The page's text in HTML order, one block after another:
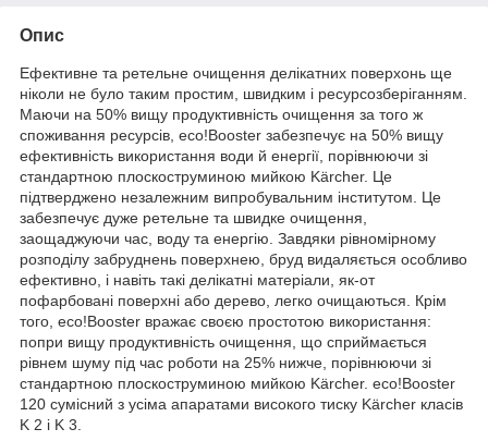
Опис
Ефективне та ретельне очищення делікатних поверхонь ще
ніколи не було таким простим, швидким і ресурсозберіганням.
Маючи на 50% вищу продуктивність очищення за того ж
споживання ресурсів, eco!Booster забезпечує на 50% вищу
ефективність використання води й енергії, порівнюючи зі
стандартною плоскоструминою мийкою Kärcher. Це
підтверджено незалежним випробувальним інститутом.
Це
забезпечує дуже ретельне та швидке очищення,
заощаджуючи час, воду та енергію. Завдяки рівномірному
розподілу забруднень поверхнею, бруд видаляється особливо
ефективно, і навіть такі делікатні матеріали, як-от
пофарбовані поверхні або дерево, легко очищаються.
Крім
того, eco!Booster вражає своєю простотою використання:
попри вищу продуктивність очищення, що сприймається
рівнем шуму під час роботи на 25% нижче, порівнюючи зі
стандартною плоскоструминою мийкою Kärcher. eco!Booster
120 сумісний з усіма апаратами високого тиску Kärcher класів
K 2 і K 3.